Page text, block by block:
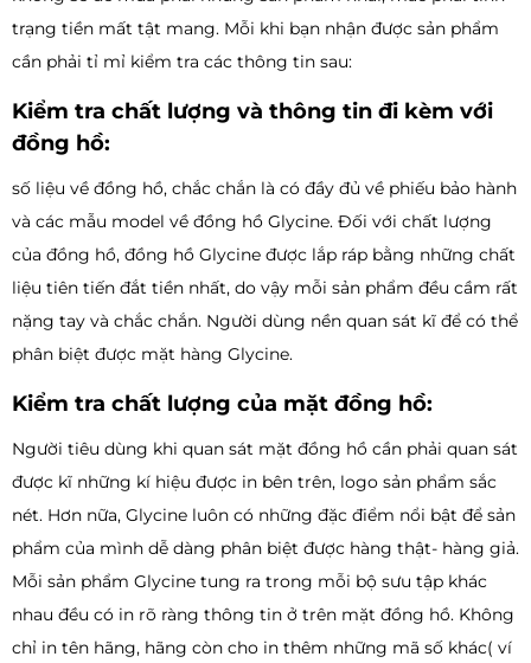
trạng tiền mất tật mang. Mỗi khi bạn nhận được sản phẩm
cần phải tỉ mỉ kiểm tra các thông tin sau:
Kiểm tra chất lượng và thông tin đi kèm với
đồng hồ:
số liệu về đồng hồ, chắc chắn là có đầy đủ về phiếu bảo hành
và các mẫu model về đồng hồ Glycine. Đối với chất lượng
của đồng hồ, đồng hồ Glycine được lắp ráp bằng những chất
liệu tiên tiến đắt tiền nhất, do vậy mỗi sản phẩm đều cầm rất
nặng tay và chắc chắn. Người dùng nền quan sát kĩ để có thể
phân biệt được mặt hàng Glycine.
Kiểm tra chất lượng của mặt đồng hồ:
Người tiêu dùng khi quan sát mặt đồng hồ cần phải quan sát
được kĩ những kí hiệu được in bên trên, logo sản phẩm sắc
nét. Hơn nữa, Glycine luôn có những đặc điểm nổi bật để sản
phẩm của mình dễ dàng phân biệt được hàng thật- hàng giả.
Mỗi sản phẩm Glycine tung ra trong mỗi bộ sưu tập khác
nhau đều có in rõ ràng thông tin ở trên mặt đồng hồ. Không
chỉ in tên hãng, hãng còn cho in thêm những mã số khác( ví